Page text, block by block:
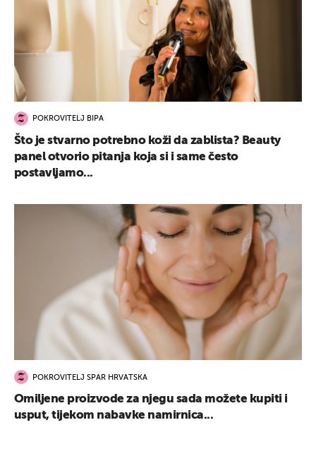
POKROVITELJ BIPA
Što je stvarno potrebno koži da zablista? Beauty
panel otvorio pitanja koja si i same često
postavljamo...
POKROVITELJ SPAR HRVATSKA
Omiljene proizvode za njegu sada možete kupiti i
usput, tijekom nabavke namirnica...